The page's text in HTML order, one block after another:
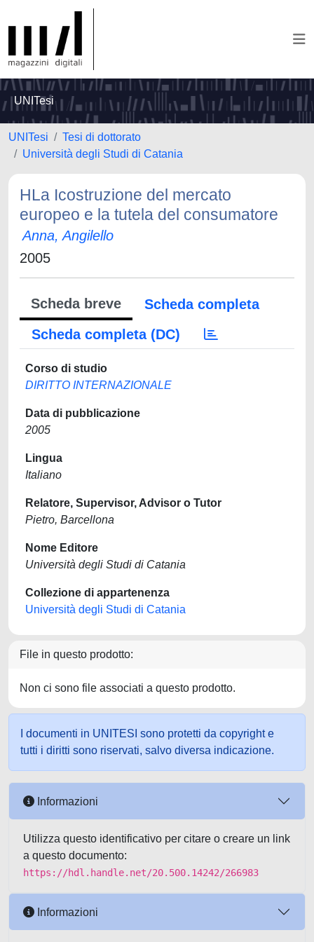
UNITesi
UNITesi
Tesi di dottorato
Università degli Studi di Catania
HLa Icostruzione del mercato
europeo e la tutela del consumatore
Anna, Angilello
2005
Scheda breve
Scheda completa
Scheda completa (DC)
Corso di studio
DIRITTO INTERNAZIONALE
Data di pubblicazione
2005
Lingua
Italiano
Relatore, Supervisor, Advisor o Tutor
Pietro, Barcellona
Nome Editore
Università degli Studi di Catania
Collezione di appartenenza
Università degli Studi di Catania
File in questo prodotto:
Non ci sono file associati a questo prodotto.
I documenti in UNITESI sono protetti da copyright e
tutti i diritti sono riservati, salvo diversa indicazione.
Informazioni
Utilizza questo identificativo per citare o creare un link
a questo documento:
https://hdl.handle.net/20.500.14242/266983
Informazioni